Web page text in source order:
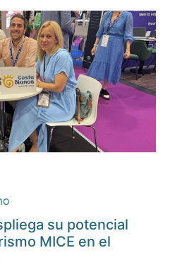
su potencial
MICE en el